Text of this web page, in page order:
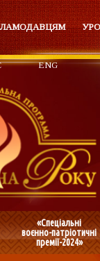
ENG
«Спеціальні
воєнно-патріотичні
премії-2024»